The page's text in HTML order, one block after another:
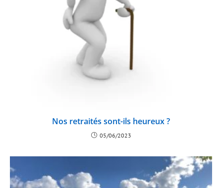
Nos retraités sont-ils heureux ?
05/06/2023